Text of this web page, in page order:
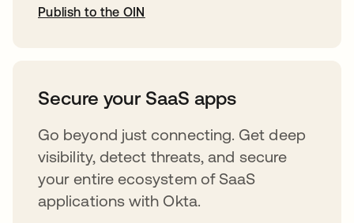
Publish to the OIN
Secure your SaaS apps
Go beyond just connecting. Get deep
visibility, detect threats, and secure
your entire ecosystem of SaaS
applications with Okta.